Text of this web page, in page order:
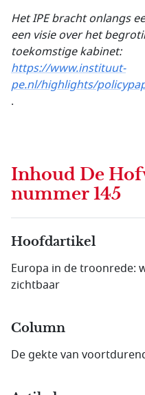
Het IPE bracht onlangs
een visie over het
toekomstige kabinet:
https://www.instituut-
pe.nl/highlights/
.
Inhoud De
nummer 145
Hoofdartikel
Europa in de troonrede:
zichtbaar
Column
De gekte van